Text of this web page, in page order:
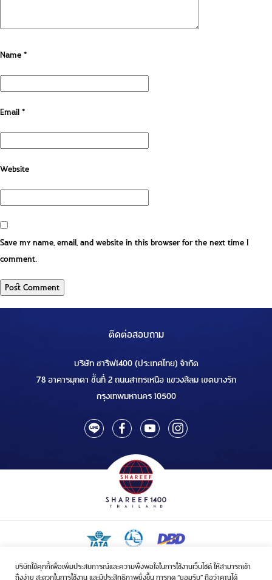
บริษัทใช้คุกกี้เพื่อเพิ่มประสบการณ์และความพึงพอใจในการใช้งานเว็บไซต์ ให้สามารถเข้า
ถึงง่าย สะดวกในการใช้งาน และมีประสิทธิภาพยิ่งขึ้น การกด “ยอมรับ” ถือว่าคุณได้
Name*
Email*
Website
Save my name, email, and website in this browser for the next time I
comment.
ติดต่อสอบถาม
บริษัท ชารีฟ1400 (ประเทศไทย) จำกัด
78 อาคารมุกดา ชั้นที่ 2 ถนนสาทรเหนือ แขวงสีลม เขตบางรัก
กรุงเทพมหานคร 10500
ใบอนุญาตเป็นผู้ประกอบกิจการรับจัดบริการขนส่งในกิจการฮัจย์เลขที่ 1/2568